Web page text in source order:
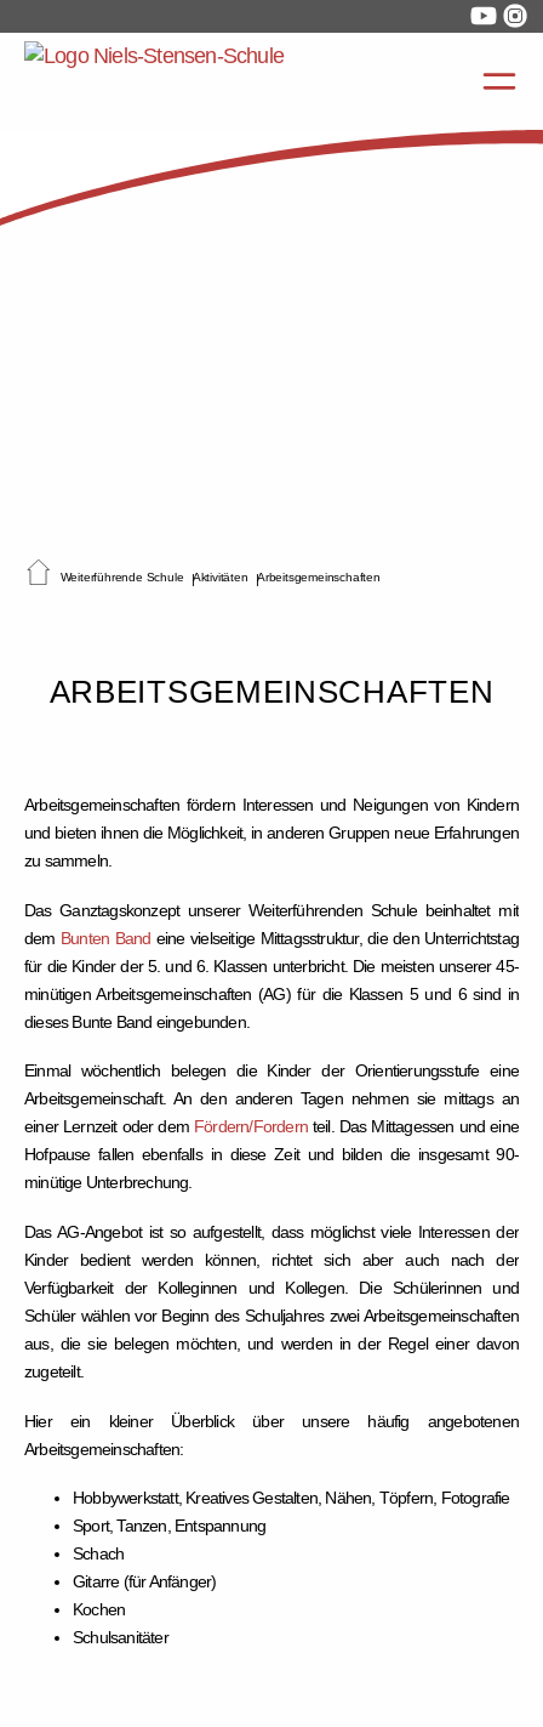
Weiterführende Schule Aktivitäten Arbeitsgemeinschaften
ARBEITSGEMEINSCHAFTEN
Arbeitsgemeinschaften fördern Interessen und Neigungen von Kindern
und bieten ihnen die Möglichkeit, in anderen Gruppen neue Erfahrungen
zu sammeln.
Das Ganztagskonzept unserer Weiterführenden Schule beinhaltet mit
dem Bunten Band eine vielseitige Mittagsstruktur, die den Unterrichtstag
für die Kinder der 5. und 6. Klassen unterbricht. Die meisten unserer 45-
minütigen Arbeitsgemeinschaften (AG) für die Klassen 5 und 6 sind in
dieses Bunte Band eingebunden.
Einmal wöchentlich belegen die Kinder der Orientierungsstufe eine
Arbeitsgemeinschaft. An den anderen Tagen nehmen sie mittags an
einer Lernzeit oder dem Fördern/Fordernteil. Das Mittagessen und eine
Hofpause fallen ebenfalls in diese Zeit und bilden die insgesamt 90-
minütige Unterbrechung.
Das AG-Angebot ist so aufgestellt, dass möglichst viele Interessen der
Kinder bedient werden können, richtet sich aber auch nach der
Verfügbarkeit der Kolleginnen und Kollegen. Die Schülerinnen und
Schüler wählen vor Beginn des Schuljahres zwei Arbeitsgemeinschaften
aus, die sie belegen möchten, und werden in der Regel einer davon
zugeteilt.
Hier ein kleiner Überblick über unsere häufig angebotenen
Arbeitsgemeinschaften:
Hobbywerkstatt, Kreatives Gestalten, Nähen, Töpfern, Fotografie
Sport, Tanzen, Entspannung
Schach
Gitarre (für Anfänger)
Kochen
Schulsanitäter